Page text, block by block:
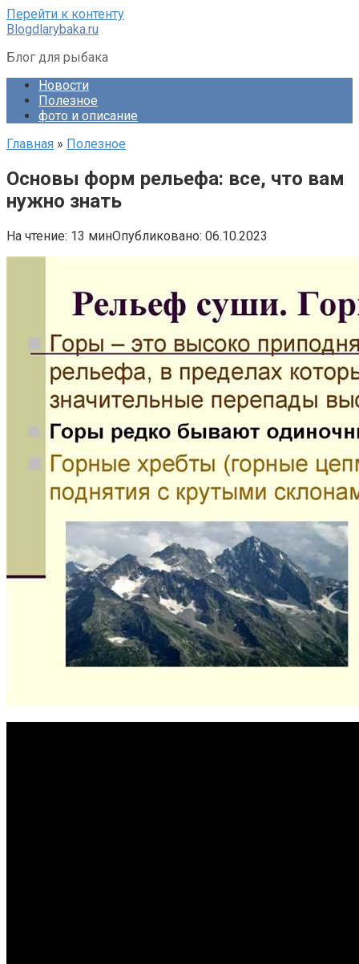
Перейти к контенту
Blogdlarybaka.ru
Блог для рыбака
Новости
Полезное
фото и описание
Главная » Полезное
Основы форм рельефа: все, что вам
нужно знать
На чтение: 13 минОпубликовано: 06.10.2023